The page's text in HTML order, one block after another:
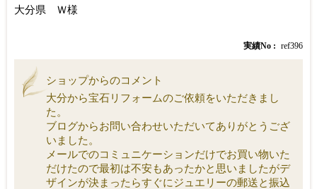
大分県 Ｗ様
実績No ref396
ショップからのコメント
大分から宝石リフォームのご依頼をいただきまし
た。
ブログからお問い合わせいただいてありがとうござ
いました。
メールでのコミュニケーションだけでお買い物いた
だけたので最初は不安もあったかと思いましたがデ
ザインが決まったらすぐにジュエリーの郵送と振込